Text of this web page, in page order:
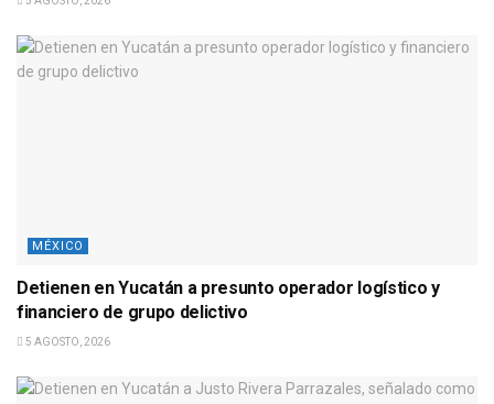
MÉXICO
Detienen en Yucatán a presunto operador logístico y
financiero de grupo delictivo
5 AGOSTO, 2026